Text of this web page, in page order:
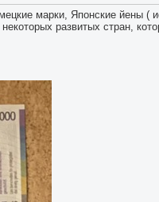
марки, Японские йены (
развитых стран,